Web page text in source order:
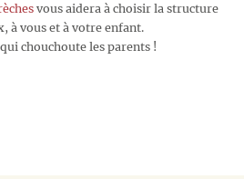
vous aidera à choisir la structure
à vous et à votre enfant.
chouchoute les parents !